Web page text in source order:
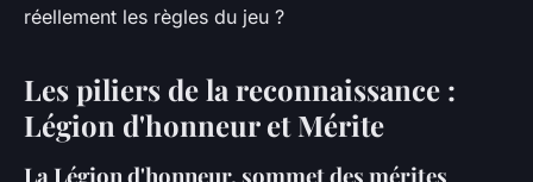
réellement les règles du jeu ?
Les piliers de la reconnaissance :
Légion d'honneur et Mérite
La Légion d'honneur, sommet des mérites